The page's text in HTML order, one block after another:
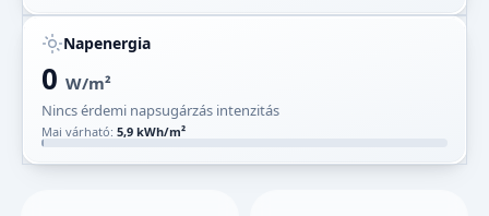
Napenergia
0 W/m²
Nincs érdemi napsugárzás intenzitás
Mai várható: 5,9 kWh/m²